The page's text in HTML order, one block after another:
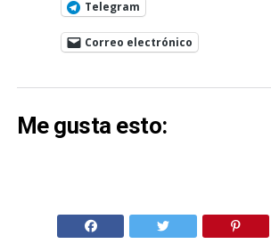
Telegram
Correo electrónico
Me gusta esto: